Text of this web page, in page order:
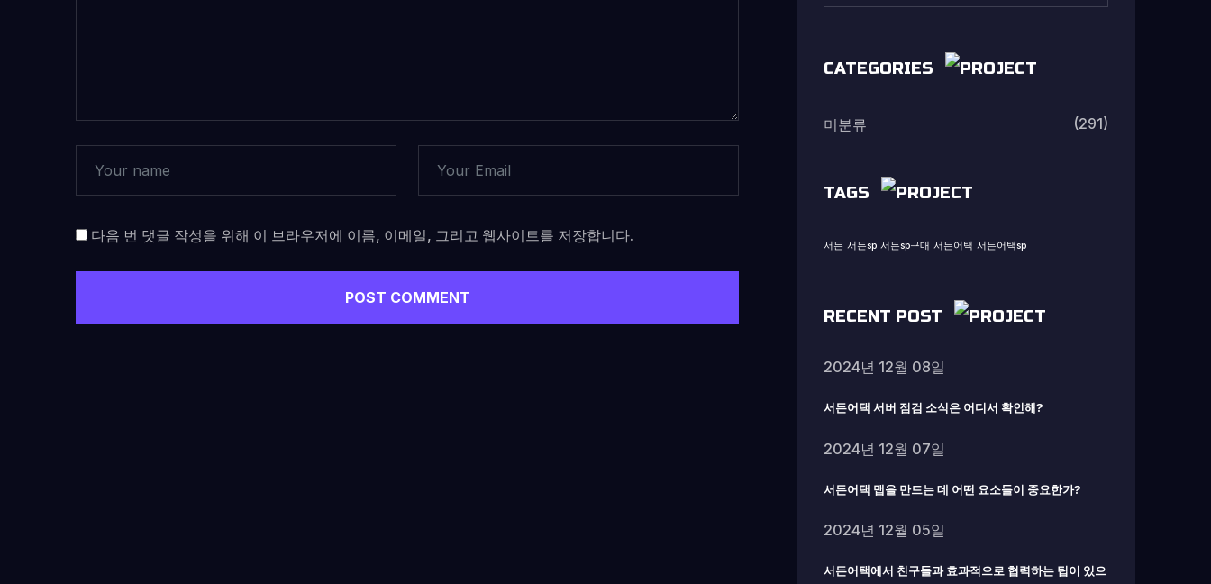
다음 번 댓글 작성을 위해 이 브라우저에 이름, 이메일, 그리고 웹사이트를 저장합니다.
CATEGORIES
미분류 (291)
TAGS
서든 서든sp 서든sp구매 서든어택 서든어택sp
RECENT POST
2024년 12월 08일
서든어택 서버 점검 소식은 어디서 확인해?
2024년 12월 07일
서든어택 맵을 만드는 데 어떤 요소들이 중요한가?
2024년 12월 05일
서든어택에서 친구들과 효과적으로 협력하는 팁이 있으